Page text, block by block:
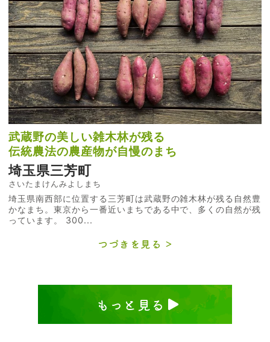
武蔵野の美しい雑木林が残る
伝統農法の農産物が自慢のまち
埼玉県三芳町
さいたまけんみよしまち
埼玉県南西部に位置する三芳町は武蔵野の雑木林が残る自然豊
かなまち。東京から一番近いまちである中で、多くの自然が残
っています。 300...
つづきを見る
もっと見る